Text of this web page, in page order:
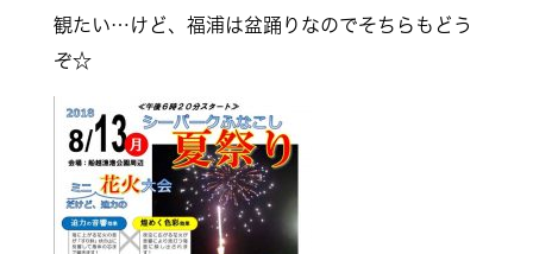
観たい…けど、福浦は盆踊りなのでそちらもどう
ぞ☆